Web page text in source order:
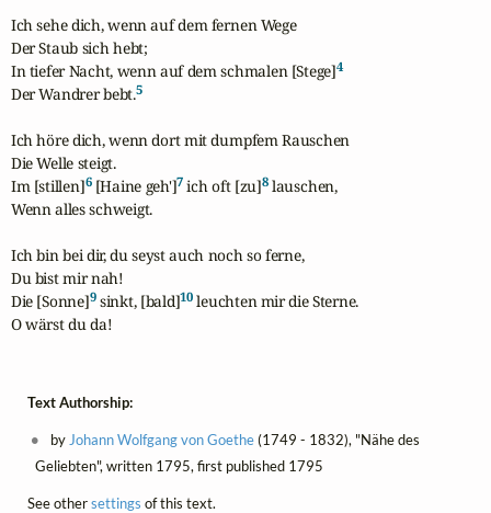
Ich sehe dich, wenn auf dem fernen Wege
Der Staub sich hebt;
In tiefer Nacht, wenn auf dem schmalen [Stege]4
Der Wandrer bebt.5
Ich höre dich, wenn dort mit dumpfem Rauschen
Die Welle steigt.
Im [stillen]6 [Haine geh']7 ich oft [zu]8 lauschen,
Wenn alles schweigt.
Ich bin bei dir, du seyst auch noch so ferne,
Du bist mir nah!
Die [Sonne]9 sinkt, [bald]10 leuchten mir die Sterne.
O wärst du da!
Text Authorship:
by Johann Wolfgang von Goethe(1749 - 1832), "Nähe des
Geliebten", written 1795, first published 1795
See othersettings of this text.